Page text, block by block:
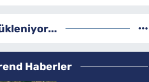
Haberler